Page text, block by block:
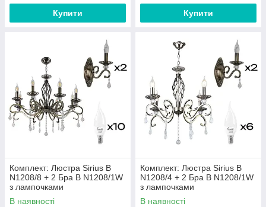
Купити Купити
Комплект: Люстра Sirius B
N1208/8 + 2 Бра B N1208/1W
з лампочками
В наявності
Комплект: Люстра Sirius B
N1208/4 + 2 Бра B N1208/1W
з лампочками
В наявності